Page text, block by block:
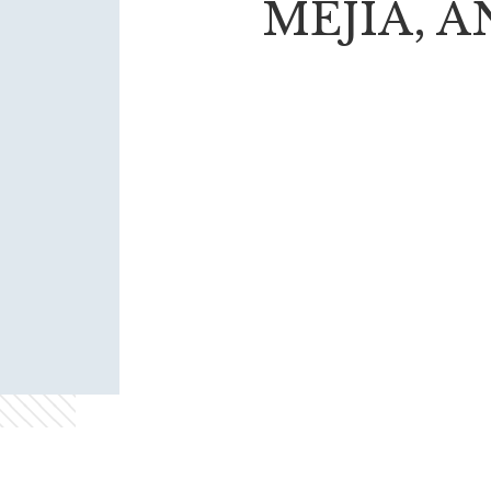
MEJÍA,